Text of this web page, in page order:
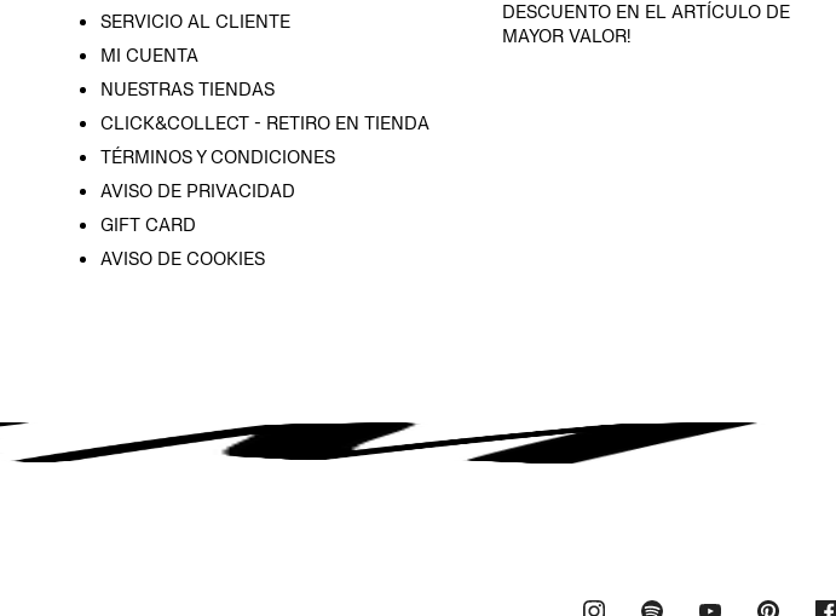
SERVICIO AL CLIENTE
MI CUENTA
NUESTRAS TIENDAS
CLICK&COLLECT - RETIRO EN TIENDA
TÉRMINOS Y CONDICIONES
AVISO DE PRIVACIDAD
GIFT CARD
AVISO DE COOKIES
DESCUENTO EN EL ARTÍCULO DE
MAYOR VALOR!